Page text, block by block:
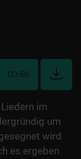
00:59
im
um
wird
es ergeben